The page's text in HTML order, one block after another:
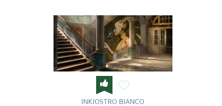
INKIOSTRO BIANCO